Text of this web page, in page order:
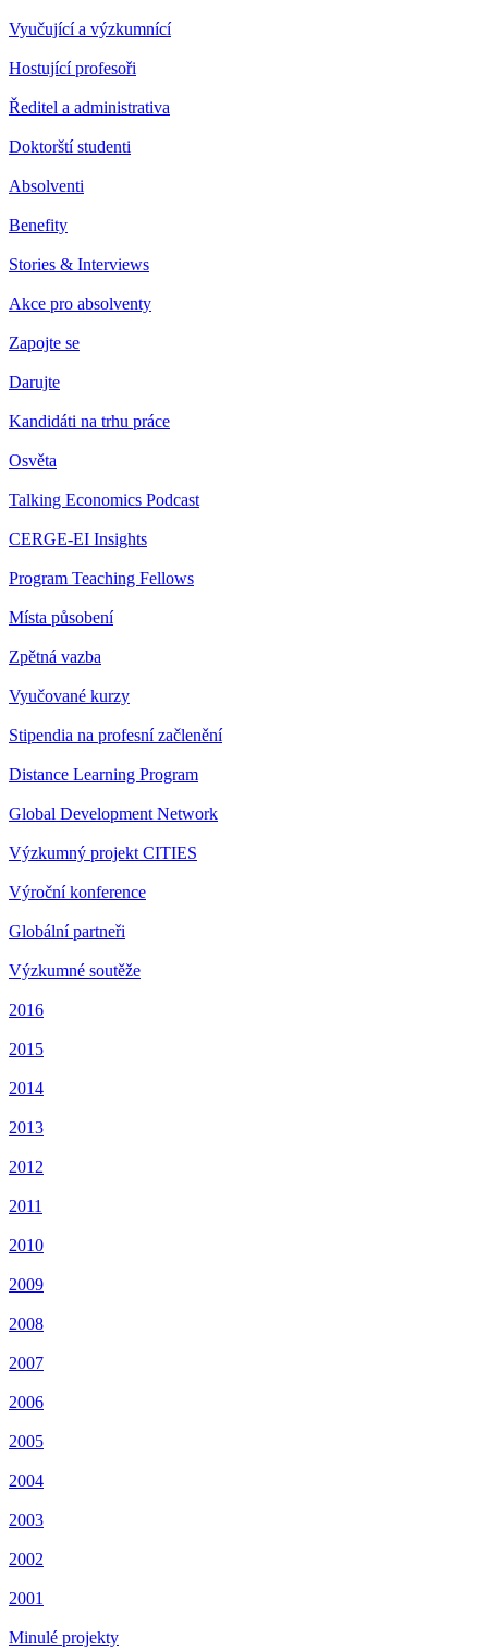
Vyučující a výzkumnící
Hostující profesoři
Ředitel a administrativa
Doktorští studenti
Absolventi
Benefity
Stories & Interviews
Akce pro absolventy
Zapojte se
Darujte
Kandidáti na trhu práce
Osvěta
Talking Economics Podcast
CERGE-EI Insights
Program Teaching Fellows
Místa působení
Zpětná vazba
Vyučované kurzy
Stipendia na profesní začlenění
Distance Learning Program
Global Development Network
Výzkumný projekt CITIES
Výroční konference
Globální partneři
Výzkumné soutěže
2016
2015
2014
2013
2012
2011
2010
2009
2008
2007
2006
2005
2004
2003
2002
2001
Minulé projekty